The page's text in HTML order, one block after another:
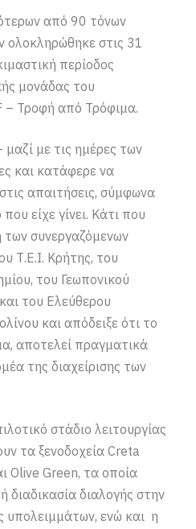
από 90 τόνων
ολοκληρώθηκε στις 31
περίοδος
μονάδας του
– Τροφή από Τρόφιμα.
με τις ημέρες των
και κατάφερε να
απαιτήσεις, σύμφωνα
είχε γίνει. Κάτι που
των συνεργαζόμενων
Τ.Ε.Ι. Κρήτης, του
του Γεωπονικού
του Ελεύθερου
και απόδειξε ότι το
αποτελεί πραγματικά
της διαχείρισης των
στάδιο λειτουργίας
τα ξενοδοχεία Creta
Olive Green, τα οποία
διαλογής στην
υπολειμμάτων, ενώ και η